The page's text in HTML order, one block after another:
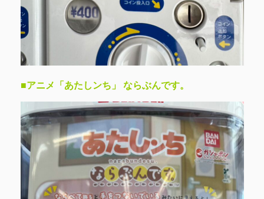
■アニメ「あたしンち」 ならぶんです。